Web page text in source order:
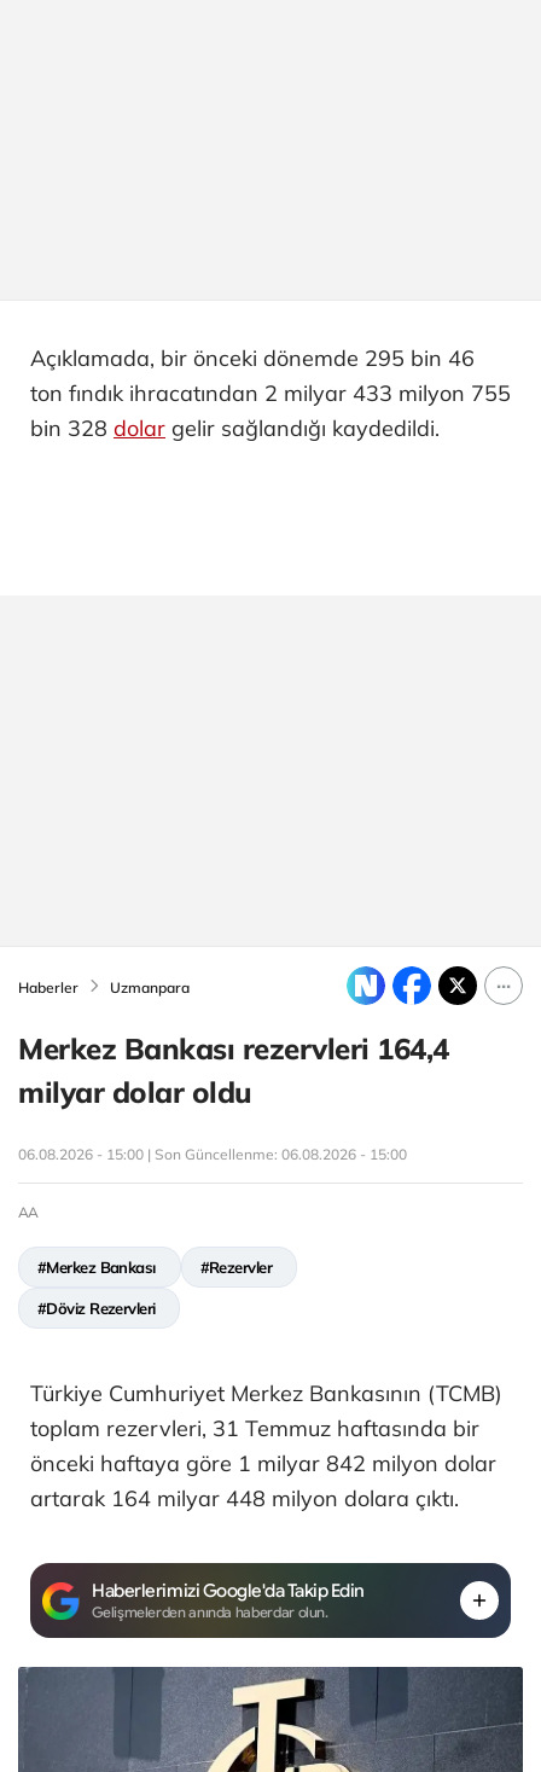
Açıklamada, bir önceki dönemde 295 bin 46
ton fındık ihracatından 2 milyar 433 milyon 755
bin 328 dolar gelir sağlandığı kaydedildi.
Haberler Uzmanpara
Merkez Bankası rezervleri 164,4
milyar dolar oldu
06.08.2026 - 15:00 | Son Güncellenme: 06.08.2026 - 15:00
AA
#Merkez Bankası #Rezervler
#Döviz Rezervleri
Türkiye Cumhuriyet Merkez Bankasının (TCMB)
toplam rezervleri, 31 Temmuz haftasında bir
önceki haftaya göre 1 milyar 842 milyon dolar
artarak 164 milyar 448 milyon dolara çıktı.
Haberlerimizi Google'da Takip Edin
Gelişmelerden anında haberdar olun.